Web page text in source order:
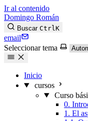
Ir al contenido
Domingo Román
Buscar CtrlK
email
Seleccionar tema
Inicio
cursos
Curso
0.
1. El